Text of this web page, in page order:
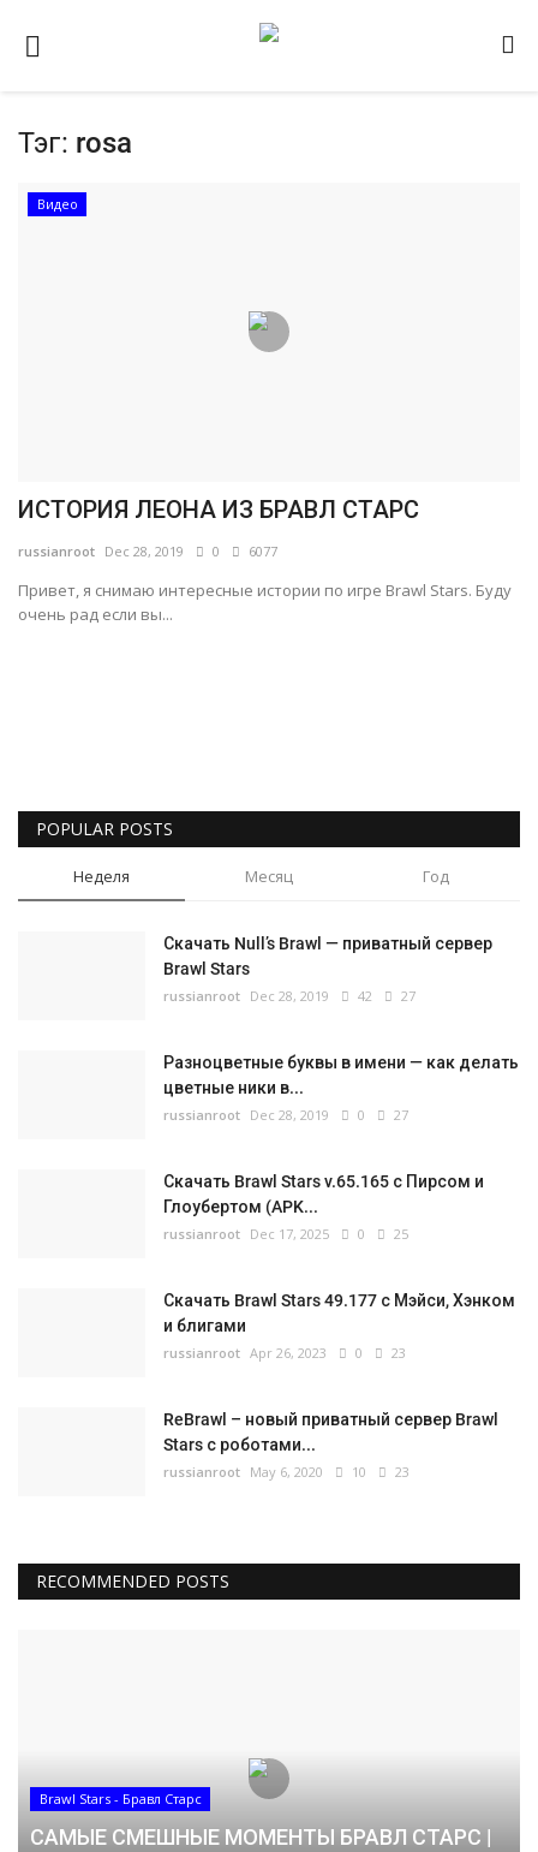
Видео
Тэг: rosa
Видео
ИСТОРИЯ ЛЕОНА ИЗ БРАВЛ СТАРС
russianroot Dec 28, 2019 0 6077
Привет, я снимаю интересные истории по игре Brawl Stars. Буду
очень рад если вы...
POPULAR POSTS
Неделя Месяц Год
Скачать Null’s Brawl — приватный сервер
Brawl Stars
russianroot Dec 28, 2019 42 27
Разноцветные буквы в имени — как делать
цветные ники в...
russianroot Dec 28, 2019 0 27
Скачать Brawl Stars v.65.165 с Пирсом и
Глоубертом (APK...
russianroot Dec 17, 2025 0 25
Скачать Brawl Stars 49.177 с Мэйси, Хэнком
и блигами
russianroot Apr 26, 2023 0 23
ReBrawl – новый приватный сервер Brawl
Stars с роботами...
russianroot May 6, 2020 10 23
RECOMMENDED POSTS
Brawl Stars - Бравл Старс
САМЫЕ СМЕШНЫЕ МОМЕНТЫ БРАВЛ СТАРС |